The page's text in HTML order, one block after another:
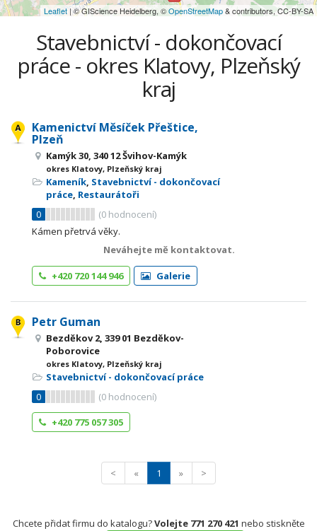
Leaflet | © GIScience Heidelberg, ©OpenStreetMap& contributors, CC-BY-SA
Stavebnictví - dokončovací
práce - okres Klatovy, Plzeňský
kraj
Kamenictví Měsíček Přeštice,
Plzeň
Kamýk 30, 340 12 Švihov-Kamýk
okres Klatovy, Plzeňský kraj
Kameník, Stavebnictví - dokončovací
práce, Restaurátoři
0
(0 hodnocení)
Kámen přetrvá věky.
Neváhejte mě kontaktovat.
+420 720 144 946 Galerie
Petr Guman
Bezděkov 2, 339 01 Bezděkov-
Poborovice
okres Klatovy, Plzeňský kraj
Stavebnictví - dokončovací práce
0
(0 hodnocení)
+420 775 057 305
< « 1 » >
Chcete přidat firmu do katalogu?Volejte 771 270 421 nebo stiskněte